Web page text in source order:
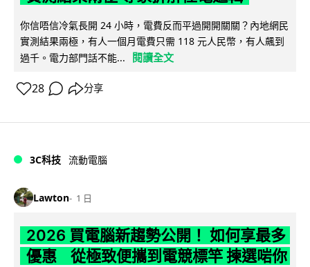
你信唔信冷氣長開 24 小時，電費反而平過開開關關？內地網民
實測結果兩極，有人一個月電費只需 118 元人民幣，有人飆到
過千。電力部門話不能...
閱讀全文
28 分享
3C科技 流動電腦
Lawton 1 日
2026 買電腦新趨勢公開！ 如何享最多
優惠 從極致便攜到電競標竿 揀選啱你